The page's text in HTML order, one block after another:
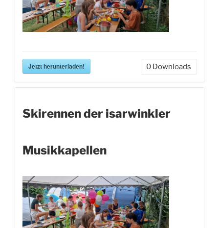
Jetzt herunterladen! 0 Downloads
Skirennen der isarwinkler
Musikkapellen